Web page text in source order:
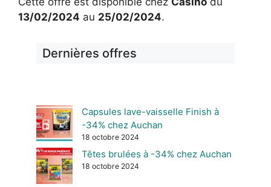
13/02/2024 au 25/02/2024.
Dernières offres
Capsules lave-vaisselle Finish à
-34% chez Auchan
18 octobre 2024
Têtes brulées à -34% chez Auchan
18 octobre 2024